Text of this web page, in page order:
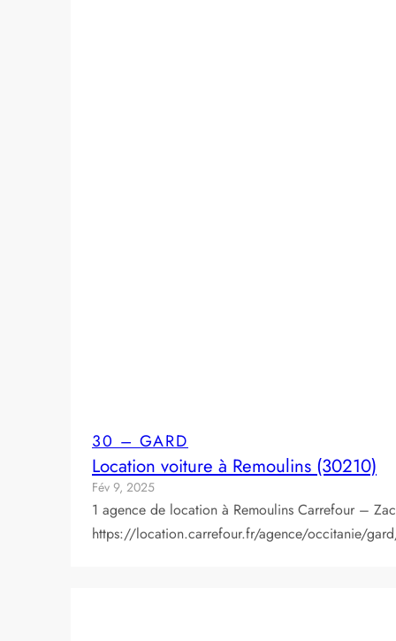
30 – GARD
Location voiture à Remoulins (30210)
Fév 9, 2025
1 agence de location à Remoulins Carrefour –
https://location.carrefour.fr/agence/occitanie/gard/